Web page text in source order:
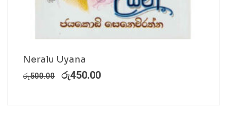
Neralu Uyana
රු500.00 රු450.00